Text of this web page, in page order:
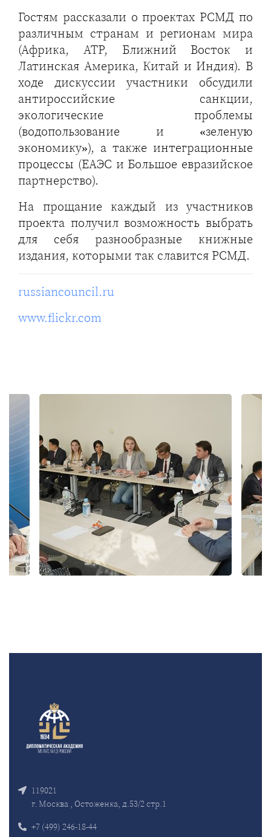
Гостям рассказали о проектах РСМД по
различным странам и регионам мира
(Африка, АТР, Ближний Восток и
Латинская Америка, Китай и Индия). В
ходе дискуссии участники обсудили
антироссийские санкции,
экологические проблемы
(водопользование и «зеленую
экономику»), а также интеграционные
процессы (ЕАЭС и Большое евразийское
партнерство).
На прощание каждый из участников
проекта получил возможность выбрать
для себя разнообразные книжные
издания, которыми так славится РСМД.
russiancouncil.ru
www.flickr.com
119021
г. Москва , Остоженка, д.53/2 стр.1
+7 (499) 246-18-44